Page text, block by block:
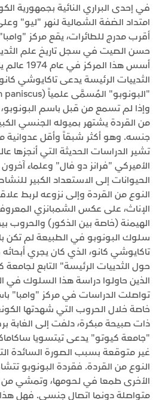
في إحدى البراري النائية بجمهورية
أقرب مدرج للطائرات، يقع مركز
حسن الصيت في سجل تاريخ علم
أسس هذا
الثدييات الرئيسة يدعى تاكايوشي
"البونوبو" المُسمَّى علمياً (Pan paniscus).
وإذا لم تسمع من قبل باسم
من القردة يشتهر بميوله الجنسي
جنسه. وهو أكثر شبقاً وأقل عدوانية
تشير الدراسات الحديثة التي أنجزها
الأميركي "فرانز دو فال" وعلماء
الحيوانات إلى الاستعداد الكبير
النوع من القردة وإلى نزوعه لربط
الإناث، على عكس الشمبانزي
الهيمنة (خاصة بين الذكور) والحروب
سلوك البونوبو في الطبيعة لم تكن
تاكايوشي كانو، الذي كان يجري
حول الثدييات الرئيسة" التابع لجامعة
الذين حاولوا دراسة هذا السلوك في
تواصلت الدراسات في مركز "وامبا"
خاصة خلال الحروب التي شهدتها الكونغو بين
ذات صبيحة مبكرة، دلفت إلى الغابة
"جامعة كيوتو" يدعى تيتسويا
غير متوقعة بسبب الصورة السائدة
النوع من القردة. فقردة البونوبو
الأخرى طمعا في لحومها، وتمشي
متواصلة دونما اتصال جنسي. فهل